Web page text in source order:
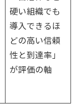
硬い組織でも
導入できるほ
どの高い信頼
性と到達率」
が評価の軸